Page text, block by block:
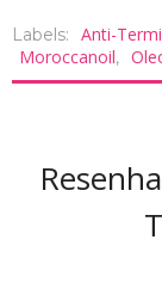
Labels: Anti-
Moroccanoil,